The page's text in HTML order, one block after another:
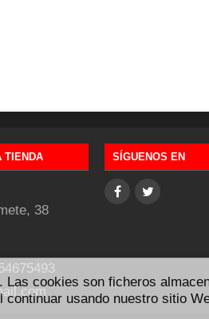
TIENDA
38
SÍGUENOS EN
cookies son ficheros
usando nuestro sitio